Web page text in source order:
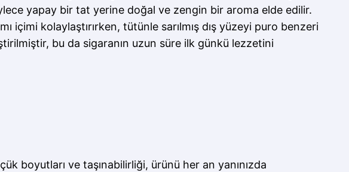
yapay bir tat yerine doğal ve zengin bir aroma elde edilir.
kolaylaştırırken, tütünle sarılmış dış yüzeyi puro benzeri
bu da sigaranın uzun süre ilk günkü lezzetini
boyutları ve taşınabilirliği, ürünü her an yanınızda